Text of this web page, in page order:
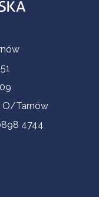
O/Tarnów
4744